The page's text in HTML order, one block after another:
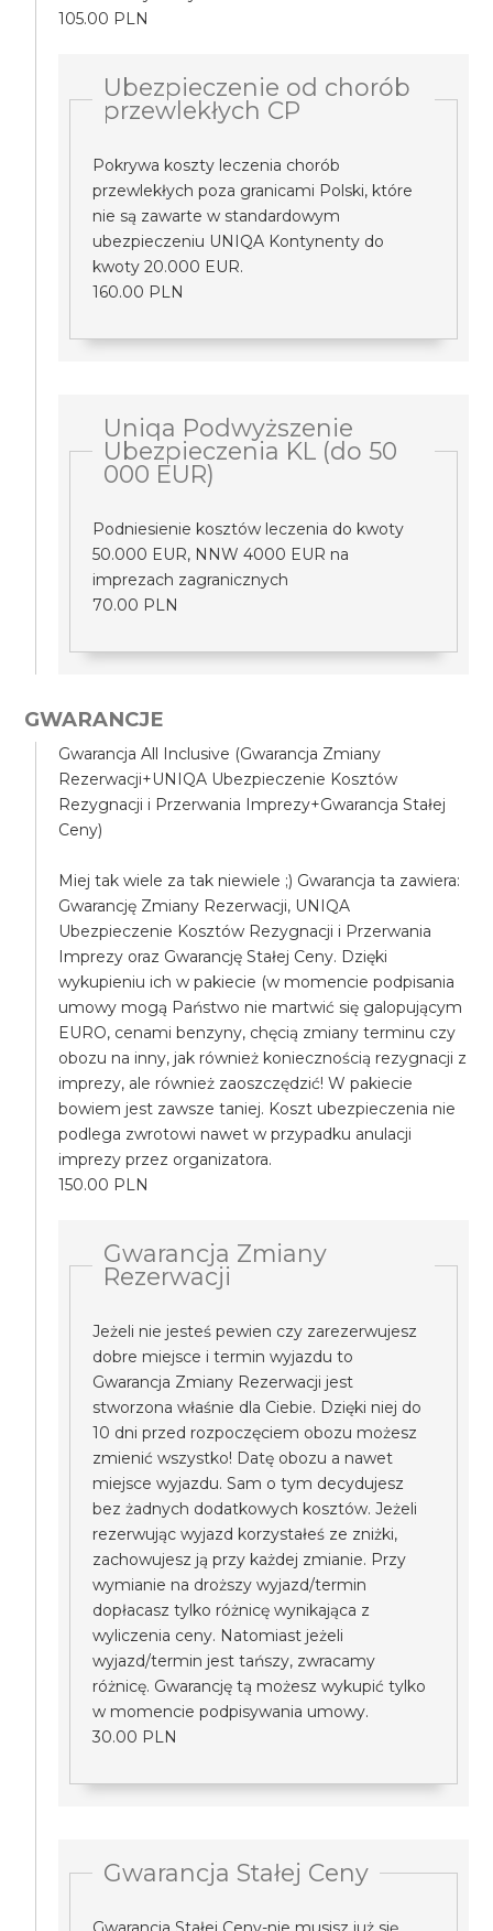
105.00 PLN
Ubezpieczenie od chorób
przewlekłych CP
Pokrywa koszty leczenia chorób
przewlekłych poza granicami Polski, które
nie są zawarte w standardowym
ubezpieczeniu UNIQA Kontynenty do
kwoty 20.000 EUR.
160.00 PLN
Uniqa Podwyższenie
Ubezpieczenia KL (do 50
000 EUR)
Podniesienie kosztów leczenia do kwoty
50.000 EUR, NNW 4000 EUR na
imprezach zagranicznych
70.00 PLN
GWARANCJE
Gwarancja All Inclusive (Gwarancja Zmiany
Rezerwacji+UNIQA Ubezpieczenie Kosztów
Rezygnacji i Przerwania Imprezy+Gwarancja Stałej
Ceny)
Miej tak wiele za tak niewiele ;) Gwarancja ta zawiera:
Gwarancję Zmiany Rezerwacji, UNIQA
Ubezpieczenie Kosztów Rezygnacji i Przerwania
Imprezy oraz Gwarancję Stałej Ceny. Dzięki
wykupieniu ich w pakiecie (w momencie podpisania
umowy mogą Państwo nie martwić się galopującym
EURO, cenami benzyny, chęcią zmiany terminu czy
obozu na inny, jak również koniecznością rezygnacji z
imprezy, ale również zaoszczędzić! W pakiecie
bowiem jest zawsze taniej. Koszt ubezpieczenia nie
podlega zwrotowi nawet w przypadku anulacji
imprezy przez organizatora.
150.00 PLN
Gwarancja Zmiany
Rezerwacji
Jeżeli nie jesteś pewien czy zarezerwujesz
dobre miejsce i termin wyjazdu to
Gwarancja Zmiany Rezerwacji jest
stworzona właśnie dla Ciebie. Dzięki niej do
10 dni przed rozpoczęciem obozu możesz
zmienić wszystko! Datę obozu a nawet
miejsce wyjazdu. Sam o tym decydujesz
bez żadnych dodatkowych kosztów. Jeżeli
rezerwując wyjazd korzystałeś ze zniżki,
zachowujesz ją przy każdej zmianie. Przy
wymianie na droższy wyjazd/termin
dopłacasz tylko różnicę wynikająca z
wyliczenia ceny. Natomiast jeżeli
wyjazd/termin jest tańszy, zwracamy
różnicę. Gwarancję tą możesz wykupić tylko
w momencie podpisywania umowy.
30.00 PLN
Gwarancja Stałej Ceny